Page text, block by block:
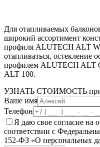
Для отапливаемых
широкий ассортимент
профиля ALUTECH ALT
отапливаться, остекление
профилем ALUTECH ALT
ALT 100.
УЗНАТЬ СТОИМОСТЬ
Ваше имя
Телефон
Я даю свое согласие на
соответствии с
152-ФЗ «О персональных